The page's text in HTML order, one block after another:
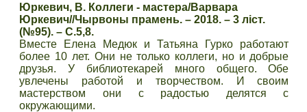
Юркевич, В. Коллеги - мастера/Варвара
Юркевич//Чырвоны прамень. – 2018. – 3 ліст.
(№95). – С.5,8.
Вместе Елена Медюк и Татьяна Гурко работают
более 10 лет. Они не только коллеги, но и добрые
друзья. У библиотекарей много общего. Обе
увлечены работой и творчеством. И своим
мастерством они с радостью делятся с
окружающими.